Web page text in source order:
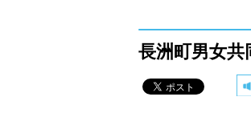
長洲町男女